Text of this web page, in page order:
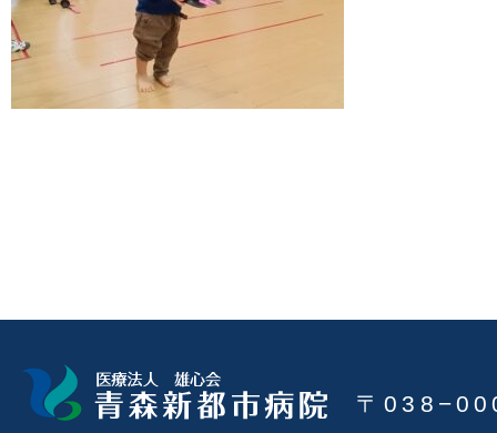
〒